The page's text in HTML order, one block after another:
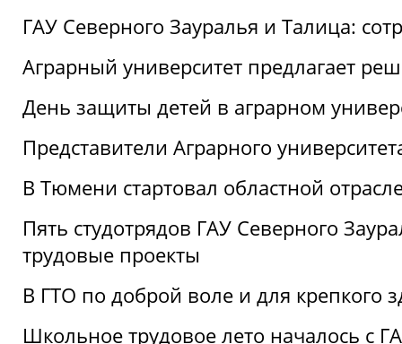
ГАУ Северного Зауралья и Талица:
Аграрный университет предлагает
День защиты детей в аграрном
Представители Аграрного
В Тюмени стартовал областной
Пять студотрядов ГАУ Северного
трудовые проекты
В ГТО по доброй воле и для крепкого
Школьное трудовое лето началось с